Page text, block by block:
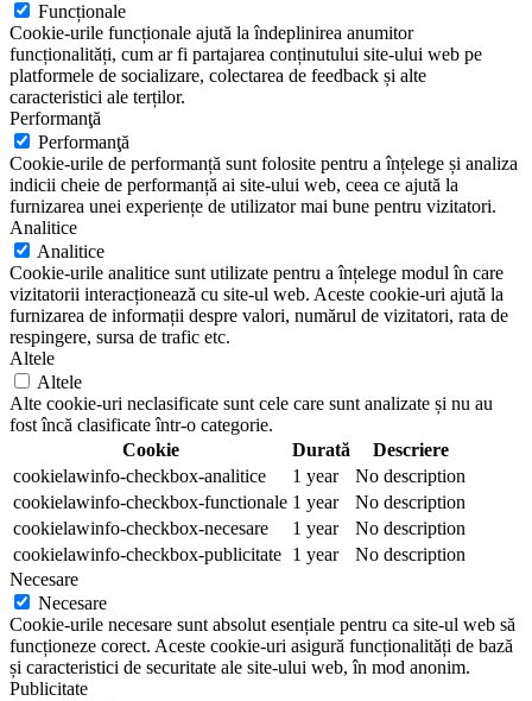
Funcționale
Cookie-urile funcționale ajută la îndeplinirea anumitor
funcționalități, cum ar fi partajarea conținutului site-ului web pe
platformele de socializare, colectarea de feedback și alte
caracteristici ale terților.
Performanţă
Performanţă
Cookie-urile de performanță sunt folosite pentru a înțelege și analiza
indicii cheie de performanță ai site-ului web, ceea ce ajută la
furnizarea unei experiențe de utilizator mai bune pentru vizitatori.
Analitice
Analitice
Cookie-urile analitice sunt utilizate pentru a înțelege modul în care
vizitatorii interacționează cu site-ul web. Aceste cookie-uri ajută la
furnizarea de informații despre valori, numărul de vizitatori, rata de
respingere, sursa de trafic etc.
Altele
Altele
Alte cookie-uri neclasificate sunt cele care sunt analizate și nu au
fost încă clasificate într-o categorie.
Cookie
Durată
Descriere
cookielawinfo-checkbox-analitice
1 year
No description
cookielawinfo-checkbox-functionale 1 year
No description
cookielawinfo-checkbox-necesare
1 year
No description
cookielawinfo-checkbox-publicitate 1 year
No description
Necesare
Necesare
Cookie-urile necesare sunt absolut esențiale pentru ca site-ul web să
funcționeze corect. Aceste cookie-uri asigură funcționalități de bază
și caracteristici de securitate ale site-ului web, în mod anonim.
Publicitate